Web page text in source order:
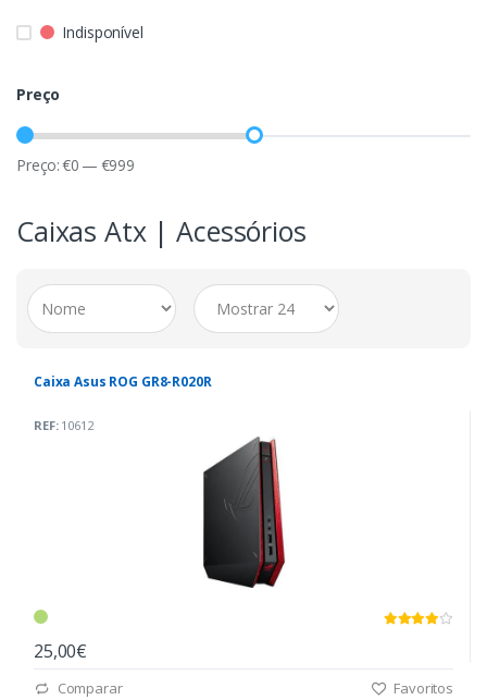
Indisponível
Preço
Preço:€0 — €999
Caixas Atx | Acessórios
Caixa Asus ROG GR8-R020R
REF:10612
25,00€
Comparar Favoritos